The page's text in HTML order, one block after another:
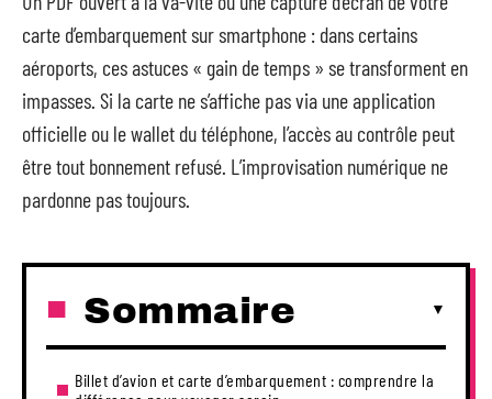
carte d’embarquement sur smartphone : dans certains
aéroports, ces astuces « gain de temps » se transforment en
impasses. Si la carte ne s’affiche pas via une application
officielle ou le wallet du téléphone, l’accès au contrôle peut
être tout bonnement refusé. L’improvisation numérique ne
pardonne pas toujours.
Sommaire
Billet d’avion et carte d’embarquement : comprendre la